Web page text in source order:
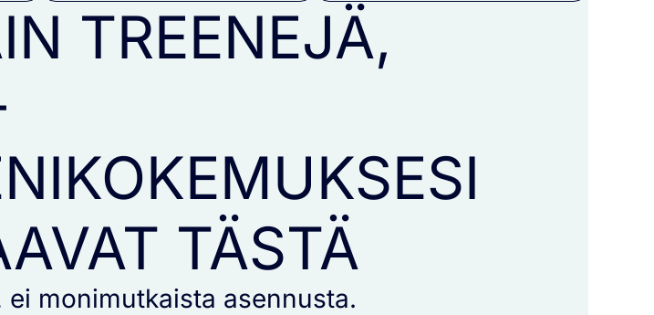
TREENEJÄ,
TÄSTÄ
monimutkaista asennusta.